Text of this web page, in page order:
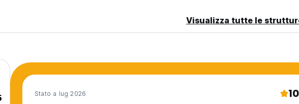
Visualizza tutte le
Stato a lug 2026 10